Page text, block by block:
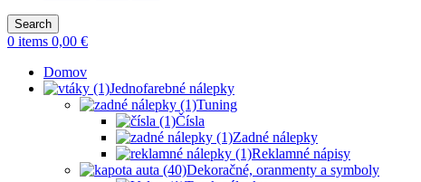
Search
0 items 0,00 €
Domov
Jednofarebné nálepky
Tuning
Čísla
Zadné nálepky
Reklamné nápisy
Dekoračné, oranmenty a symboly